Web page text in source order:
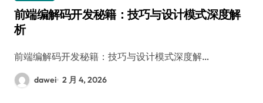
前端编解码开发秘籍：技巧与设计模式深度解
析
前端编解码开发秘籍：技巧与设计模式深度解…
dawei 2 月 4, 2026